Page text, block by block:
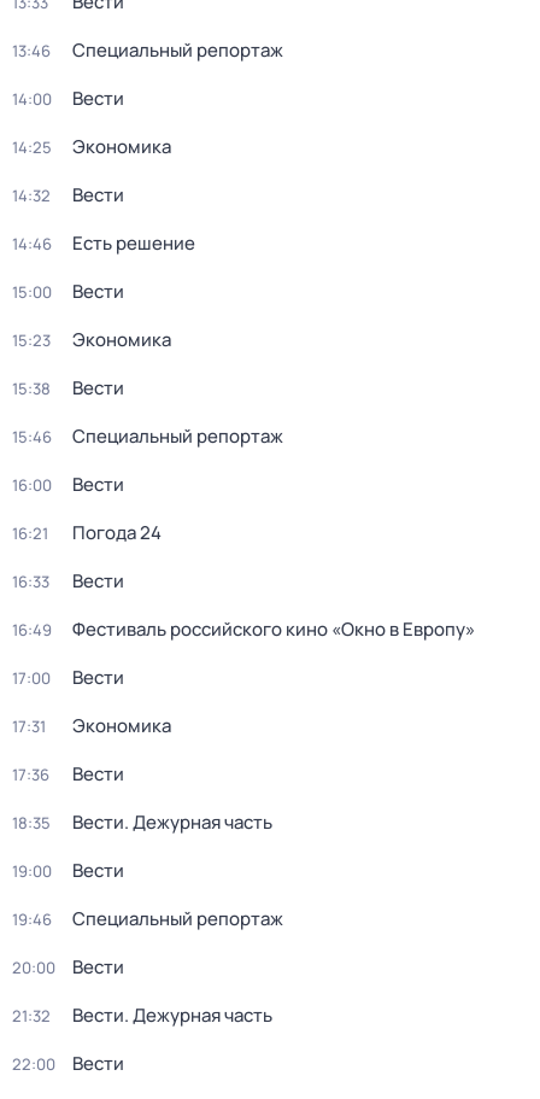
13:46 Специальный репортаж
14:00 Вести
14:25 Экономика
14:32 Вести
14:46 Есть решение
15:00 Вести
15:23 Экономика
15:38 Вести
15:46 Специальный репортаж
16:00 Вести
16:21 Погода 24
16:33 Вести
16:49 Фестиваль российского кино «Окно в Европу»
17:00 Вести
17:31 Экономика
17:36 Вести
18:35 Вести. Дежурная часть
19:00 Вести
19:46 Специальный репортаж
20:00 Вести
21:32 Вести. Дежурная часть
22:00 Вести